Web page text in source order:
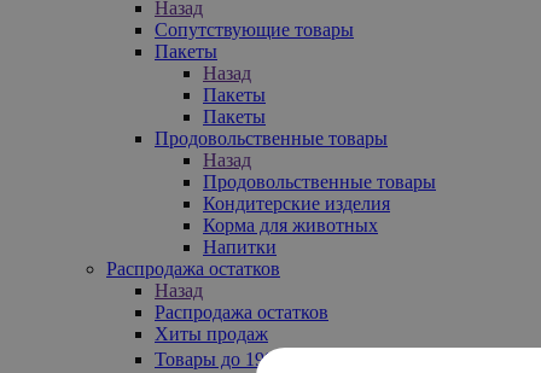
Назад
Сопутствующие товары
Пакеты
Назад
Пакеты
Пакеты
Продовольственные товары
Назад
Продовольственные товары
Кондитерские изделия
Корма для животных
Напитки
Распродажа остатков
Назад
Распродажа остатков
Хиты продаж
Товары до 199₽